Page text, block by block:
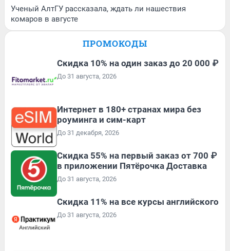
Ученый АлтГУ рассказала, ждать ли нашествия
комаров в августе
ПРОМОКОДЫ
Скидка 10% на один заказ до 20 000 ₽
До 31 августа, 2026
Интернет в 180+ странах мира без
роуминга и сим-карт
До 31 декабря, 2026
Скидка 55% на первый заказ от 700 ₽
в приложении Пятёрочка Доставка
До 31 августа, 2026
Скидка 11% на все курсы английского
До 31 августа, 2026